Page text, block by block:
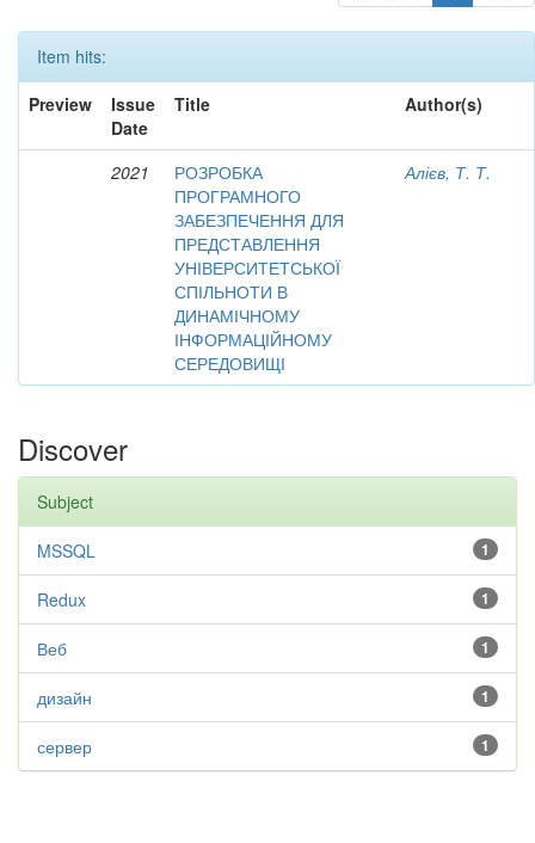
Item hits:
Preview
Issue
Date
Title Author(s)
2021
РОЗРОБКА
ПРОГРАМНОГО
ЗАБЕЗПЕЧЕННЯ ДЛЯ
ПРЕДСТАВЛЕННЯ
УНІВЕРСИТЕТСЬКОЇ
СПІЛЬНОТИ В
ДИНАМІЧНОМУ
ІНФОРМАЦІЙНОМУ
СЕРЕДОВИЩІ
Алієв, Т. Т.
Discover
Subject
1
MSSQL
1
Redux
1
Веб
1
дизайн
1
сервер